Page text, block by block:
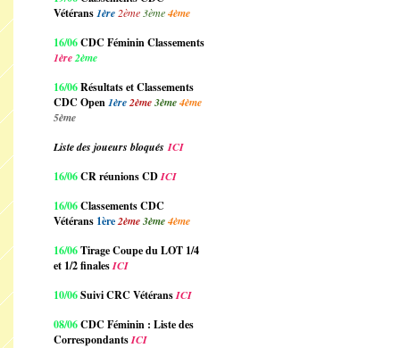
Vétérans1ère 2ème 3ème4ème
16/06CDC Féminin Classements
1ère2ème
16/06Résultats et Classements
CDC Open1ère2ème3ème4ème
5ème
Liste des joueurs bloqués ICI
16/06CR réunions CDICI
16/06Classements CDC
Vétérans 1ère2ème3ème4ème
16/06Tirage Coupe du LOT 1/4
et 1/2 finalesICI
10/06Suivi CRC VétéransICI
08/06CDC Féminin : Liste des
CorrespondantsICI